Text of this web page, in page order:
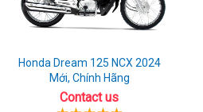
Honda Dream 125 NCX 2024
Mới, Chính Hãng
Contact us